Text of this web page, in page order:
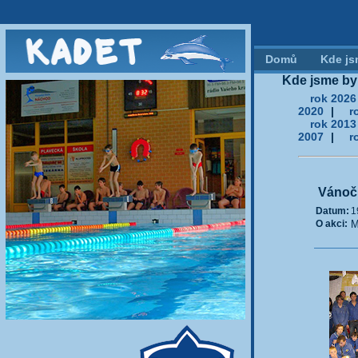
Domů Kde
Kde jsme
rok 2026
2020
|
rok 2013
2007
|
Datum:
O akci: